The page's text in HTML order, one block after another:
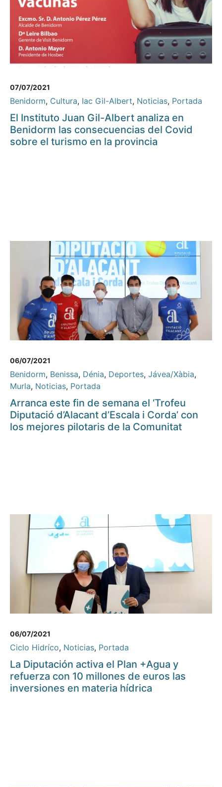
07/07/2021
Benidorm, Cultura, Iac Gil-Albert, Noticias, Portada
El Instituto Juan Gil-Albert analiza en
Benidorm las consecuencias del Covid
sobre el turismo en la provincia
06/07/2021
Benidorm, Benissa, Dénia, Deportes, Jávea/Xàbia,
Murla, Noticias, Portada
Arranca este fin de semana el ‘Trofeu
Diputació d’Alacant d’Escala i Corda’ con
los mejores pilotaris de la Comunitat
06/07/2021
Ciclo Hidríco, Noticias, Portada
La Diputación activa el Plan +Agua y
refuerza con 10 millones de euros las
inversiones en materia hídrica